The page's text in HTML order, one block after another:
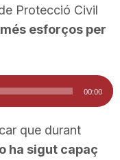
Protecció Civil
esforços per
00:00
que durant
ha sigut capaç